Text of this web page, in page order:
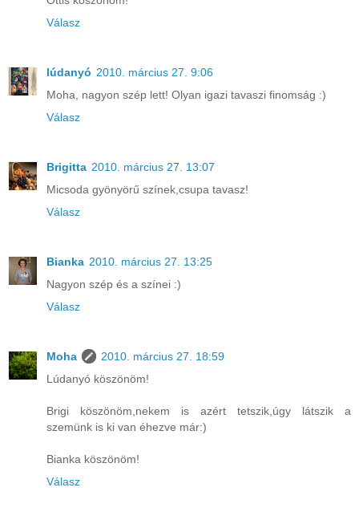
Válasz
lúdanyó 2010. március 27. 9:06
Moha, nagyon szép lett! Olyan igazi tavaszi finomság :)
Válasz
Brigitta 2010. március 27. 13:07
Micsoda gyönyörű színek,csupa tavasz!
Válasz
Bianka 2010. március 27. 13:25
Nagyon szép és a színei :)
Válasz
Moha
2010. március 27. 18:59
Lúdanyó köszönöm!
Brigi köszönöm,nekem is azért tetszik,úgy látszik a
szemünk is ki van éhezve már:)
Bianka köszönöm!
Válasz